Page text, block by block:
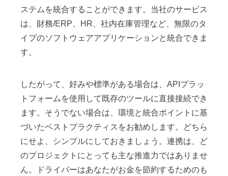
ステムを統合することができます。当社のサービス
は、財務/ERP、HR、社内在庫管理など、無限のタ
イプのソフトウェアアプリケーションと統合できま
す。
したがって、好みや標準がある場合は、APIプラッ
トフォームを使用して既存のツールに直接接続でき
ます。そうでない場合は、環境と統合ポイントに基
づいたベストプラクティスをお勧めします。どちら
にせよ、シンプルにしておきましょう。連携は、ど
のプロジェクトにとっても主な推進力ではありませ
ん。ドライバーはあなたがお金を節約するためのも